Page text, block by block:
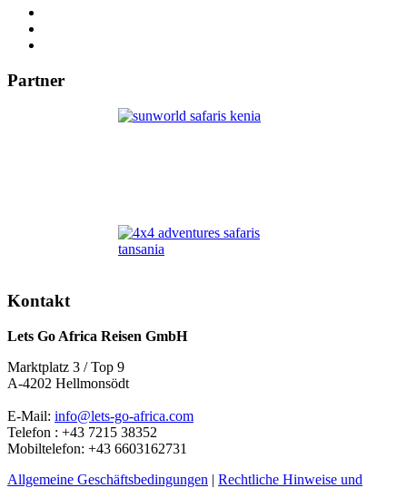
Partner
Kontakt
Lets Go Africa Reisen GmbH
Marktplatz 3 / Top 9
A-4202 Hellmonsödt
E-Mail: info@lets-go-africa.com
Telefon : +43 7215 38352
Mobiltelefon: +43 6603162731
Allgemeine Geschäftsbedingungen | Rechtliche Hinweise und